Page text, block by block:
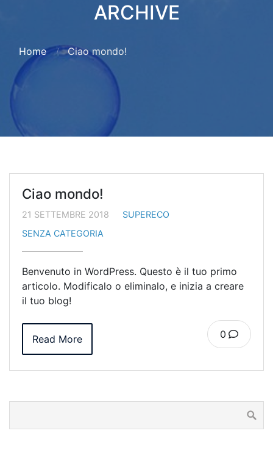
ARCHIVE
Home Ciao mondo!
Ciao mondo!
21 SETTEMBRE 2018
SUPERECO
SENZA CATEGORIA
Benvenuto in WordPress. Questo è il tuo primo
articolo. Modificalo o eliminalo, e inizia a creare
il tuo blog!
0
Read More